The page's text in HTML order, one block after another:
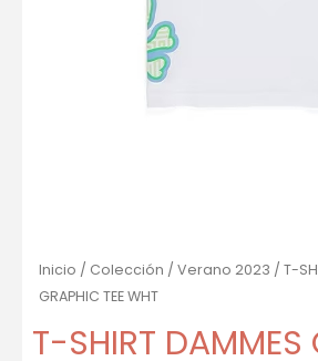
Inicio / Colección / Verano 2023 / T-
GRAPHIC TEE WHT
T-SHIRT DAMMES